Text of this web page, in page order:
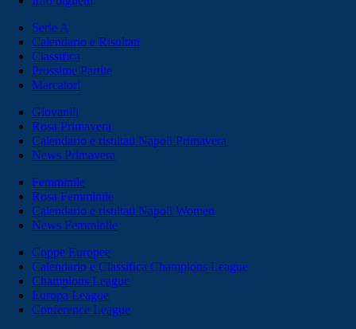
Serie A
Calendario e Risultati
Classifica
Prossime Partite
Marcatori
Giovanili
Rosa Primavera
Calendario e risultati Napoli Primavera
News Primavera
Femminile
Rosa Femminile
Calendario e risultati Napoli Women
News Femminile
Coppe Europee
Calendario e Classifica Champions League
Champions League
Europa League
Conference League